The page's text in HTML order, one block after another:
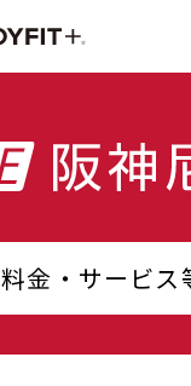
料金・サービス